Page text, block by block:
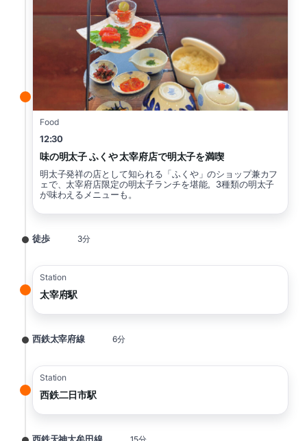
Food
12:30
味の明太子 ふくや 太宰府店で明太子を満喫
明太子発祥の店として知られる「ふくや」のショップ兼カフ
ェで、太宰府店限定の明太子ランチを堪能。3種類の明太子
が味わえるメニューも。
徒歩 3分
Station
太宰府駅
西鉄太宰府線 6分
Station
西鉄二日市駅
西鉄天神大牟田線 15分